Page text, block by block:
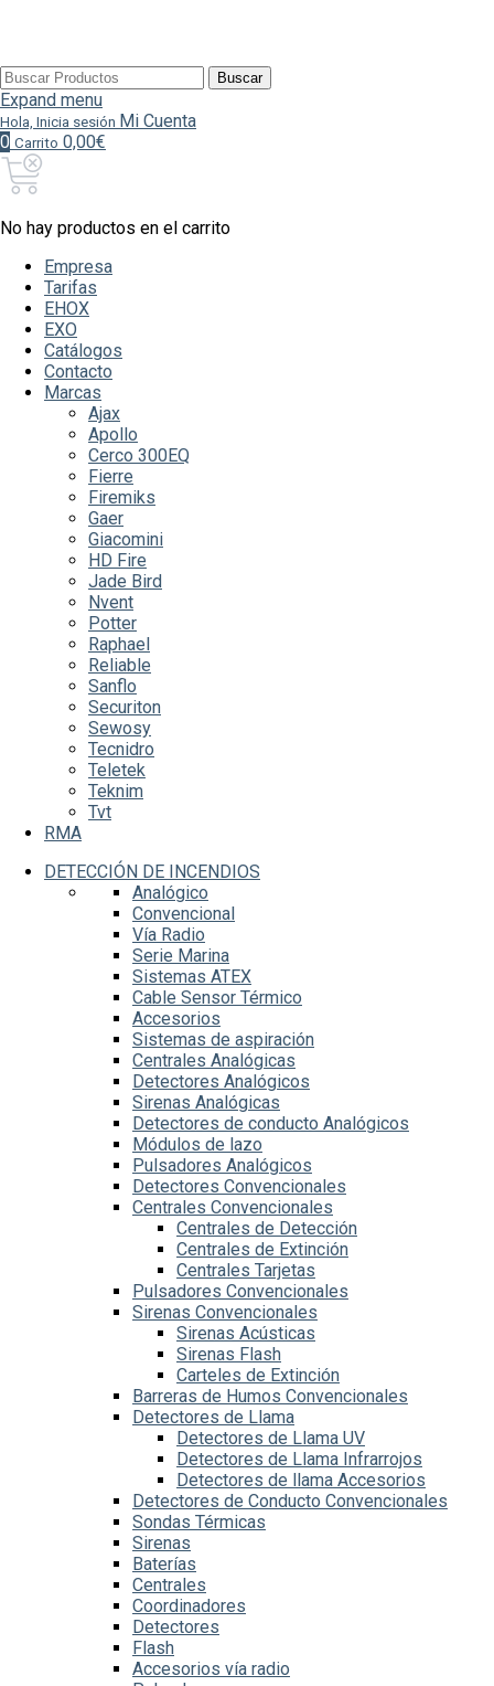
Buscar
por:
Buscar
Expand menu
Hola, Inicia sesión Mi Cuenta
0 Carrito 0,00€
No hay productos en el carrito
Empresa
Tarifas
EHOX
EXO
Catálogos
Contacto
Marcas
Ajax
Apollo
Cerco 300EQ
Fierre
Firemiks
Gaer
Giacomini
HD Fire
Jade Bird
Nvent
Potter
Raphael
Reliable
Sanflo
Securiton
Sewosy
Tecnidro
Teletek
Teknim
Tvt
RMA
DETECCIÓN DE INCENDIOS
Analógico
Convencional
Vía Radio
Serie Marina
Sistemas ATEX
Cable Sensor Térmico
Accesorios
Sistemas de aspiración
Centrales Analógicas
Detectores Analógicos
Sirenas Analógicas
Detectores de conducto Analógicos
Módulos de lazo
Pulsadores Analógicos
Detectores Convencionales
Centrales Convencionales
Centrales de Detección
Centrales de Extinción
Centrales Tarjetas
Pulsadores Convencionales
Sirenas Convencionales
Sirenas Acústicas
Sirenas Flash
Carteles de Extinción
Barreras de Humos Convencionales
Detectores de Llama
Detectores de Llama UV
Detectores de Llama Infrarrojos
Detectores de llama Accesorios
Detectores de Conducto Convencionales
Sondas Térmicas
Sirenas
Baterías
Centrales
Coordinadores
Detectores
Flash
Accesorios vía radio